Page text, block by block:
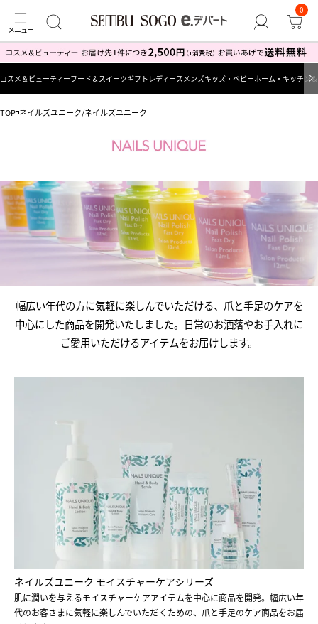
0
コスメ＆ビューティーフード＆スイーツギフト レディース メンズキッズ・ベビーホーム・キッチン
TOP ネイルズユニーク/ネイルズユニーク
幅広い年代の方に気軽に楽しんでいただける、爪と手足のケアを
中心にした商品を開発いたしました。日常のお洒落やお手入れに
ご愛用いただけるアイテムをお届けします。
ネイルズユニーク モイスチャーケアシリーズ
肌に潤いを与えるモイスチャーケアアイテムを中心に商品を開発。幅広い年
代のお客さまに気軽に楽しんでいただくための、爪と手足のケア商品をお届